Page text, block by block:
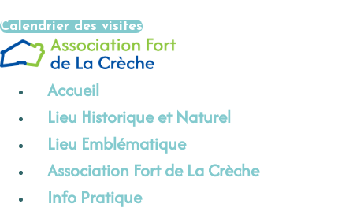
Aller
au
contenu
Calendrier des visites
Accueil
Lieu Historique et Naturel
Lieu Emblématique
Association Fort de La Crèche
Info Pratique